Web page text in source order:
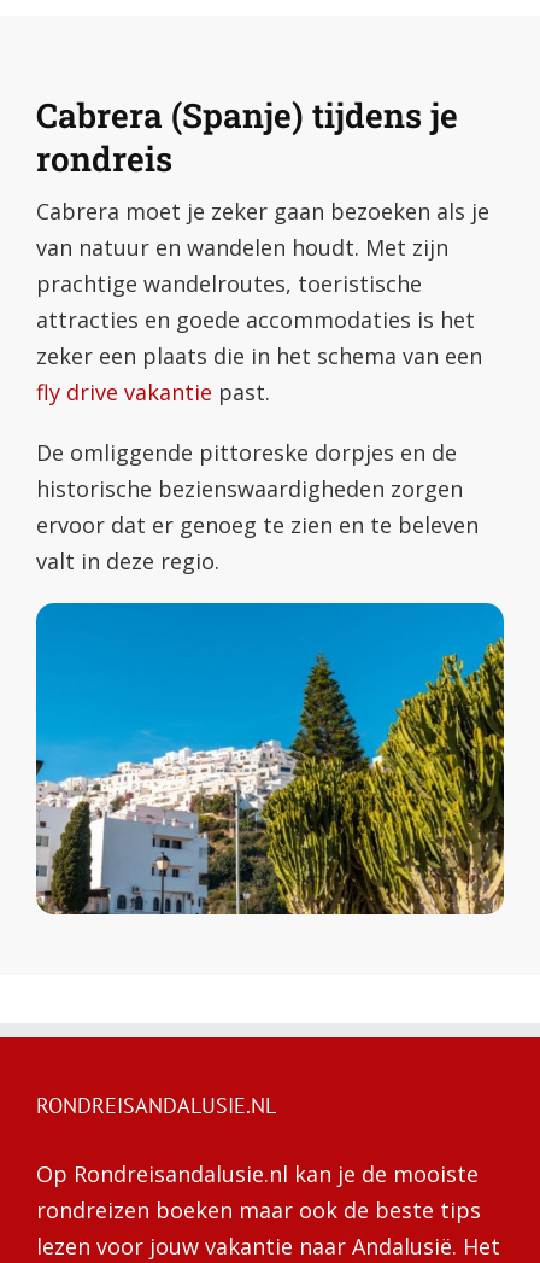
Cabrera (Spanje) tijdens je
rondreis
Cabrera moet je zeker gaan bezoeken als je
van natuur en wandelen houdt. Met zijn
prachtige wandelroutes, toeristische
attracties en goede accommodaties is het
zeker een plaats die in het schema van een
fly drive vakantie past.
De omliggende pittoreske dorpjes en de
historische bezienswaardigheden zorgen
ervoor dat er genoeg te zien en te beleven
valt in deze regio.
RONDREISANDALUSIE.NL
Op Rondreisandalusie.nl kan je de mooiste
rondreizen boeken maar ook de beste tips
lezen voor jouw vakantie naar Andalusië. Het